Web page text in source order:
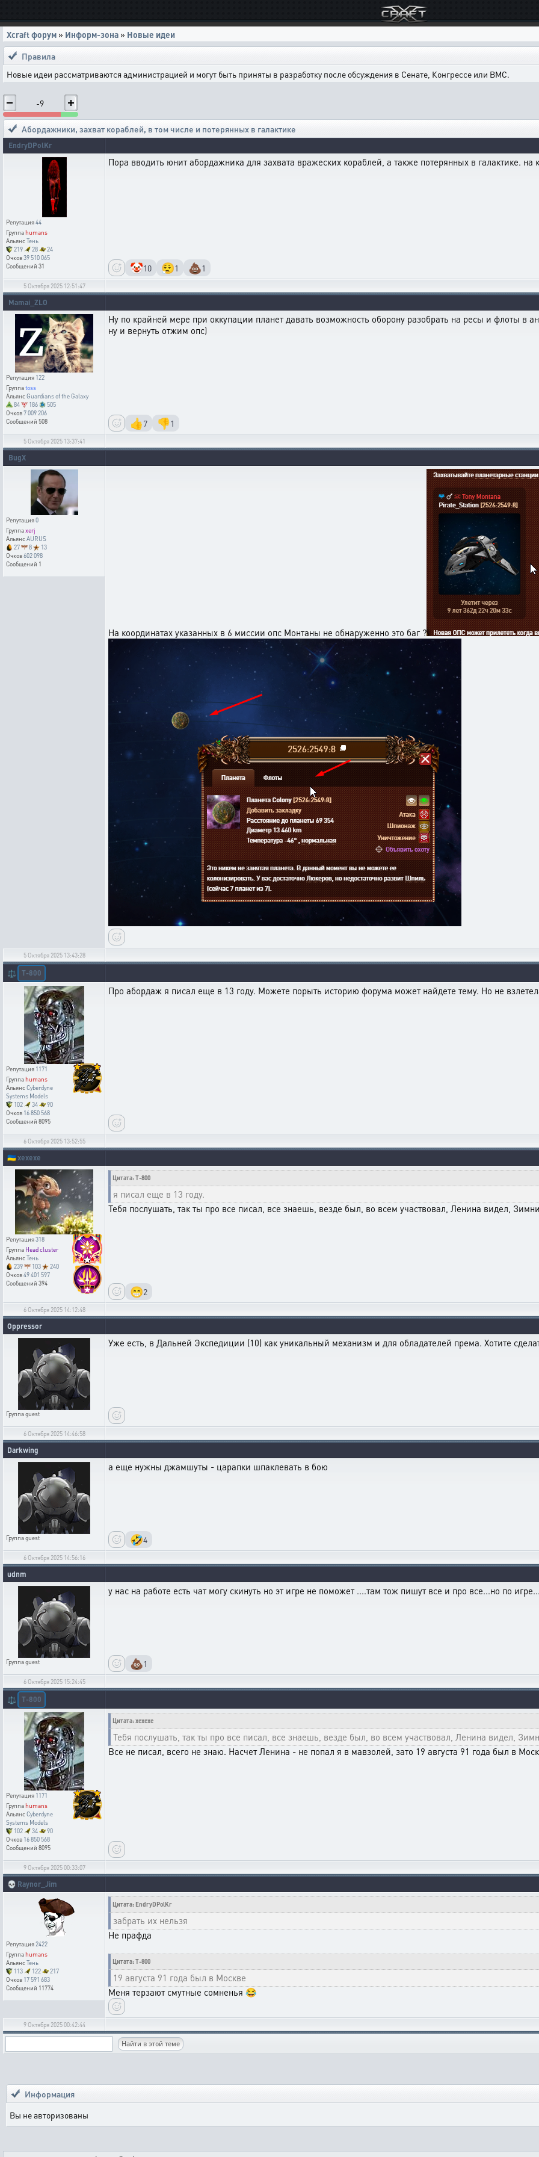
Xcraft форум » Информ-зона » Новые идеи
Правила
Новые идеи рассматриваются администрацией и могут быть приняты в разработку после обсуждения в Сенате, Конгрессе или ВМС.
-9
Абордажники, захват кораблей, в том числе и потерянных в галактике
EndryDPolKr
Репутация44
Группаhumans
АльянсТень
219
28
24
Очков39 510 065
Сообщений 31
Пора вводить юнит абордажника для захвата вражеских кораблей, а также потерянных в галактике. на
🤡10 😮‍💨1 💩1
5 Октября 2025 12:51:47
Mamai_ZLO
Репутация 122
Группаtoss
АльянсGuardians of the Galaxy
84
186
505
Очков7 009 206
Сообщений 508
Ну по крайней мере при оккупации планет давать возможность оборону разобрать на ресы и флоты в
ну и вернуть отжим опс)
👍7 👎1
5 Октября 2025 13:37:41
BugX
Репутация0
Группаxerj
АльянсAURUS
27
8
13
Очков602 098
Сообщений 1
На координатах указанных в 6 миссии опс Монтаны не обнаруженно это баг ?
5 Октября 2025 13:43:28
⚖️ T-800
Репутация 1171
Группаhumans
АльянсCyberdyne
Systems Models
102
34
90
Очков 16 850 568
Сообщений 8095
Про абордаж я писал еще в 13 году. Можете порыть историю форума может найдете тему. Но не
6 Октября 2025 13:52:55
🇺🇦xexexe
Репутация318
Группа Head cluster
АльянсТень
239
103
240
Очков49 401 597
Сообщений 394
Цитата: T-800
я писал еще в 13 году.
Тебя послушать, так ты про все писал, все знаешь, везде был, во всем участвовал, Ленина видел,
😁2
6 Октября 2025 14:12:48
Oppressor
Группаguest
Уже есть, в Дальней Экспедиции (10) как уникальный механизм и для обладателей према. Хотите
6 Октября 2025 14:46:58
Darkwing
Группаguest
а еще нужны джамшуты - царапки шпаклевать в бою
🤣4
6 Октября 2025 14:56:16
udnm
Группаguest
у нас на работе есть чат могу скинуть но эт игре не поможет ....там тож пишут все и про все...но по
💩1
6 Октября 2025 15:24:45
⚖️ T-800
Репутация 1171
Группаhumans
АльянсCyberdyne
Systems Models
102
34
90
Очков 16 850 568
Сообщений 8095
Цитата: xexexe
Тебя послушать, так ты про все писал, все знаешь, везде был, во всем участвовал, Ленина видел,
Все не писал, всего не знаю. Насчет Ленина - не попал я в мавзолей, зато 19 августа 91 года был в
9 Октября 2025 00:33:07
💀 Raynor_Jim
Репутация2422
Группаhumans
АльянсТень
113
122
217
Очков 17 591 683
Сообщений 11774
Цитата: EndryDPolKr
забрать их нельзя
Не прафда
Цитата: T-800
19 августа 91 года был в Москве
Меня терзают смутные сомненья 😂
9 Октября 2025 00:42:44
Информация
Вы не авторизованы